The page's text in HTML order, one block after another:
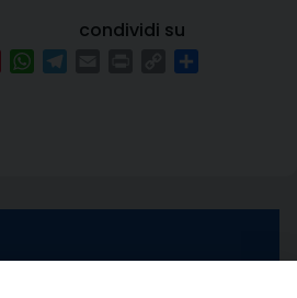
condividi su
PinterestWhatsApp
Copy